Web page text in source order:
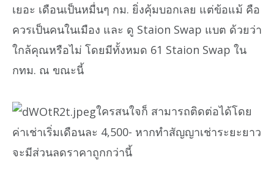
เยอะ เดือนเป็นหมื่นๆ กม. ยิ่งคุ้มบอกเลย แต่ข้อแม้ คือ
ควรเป็นคนในเมือง และ ดู Staion Swap แบต ด้วยว่า
ใกล้คุณหรือไม่ โดยมีทั้งหมด 61 Staion Swap ใน
กทม. ณ ขณะนี้
ใครสนใจก็ สามารถติดต่อได้โดย
ค่าเช่าเริ่มเดือนละ 4,500- หากทำสัญญาเช่าระยะยาว
จะมีส่วนลดราคาถูกกว่านี้